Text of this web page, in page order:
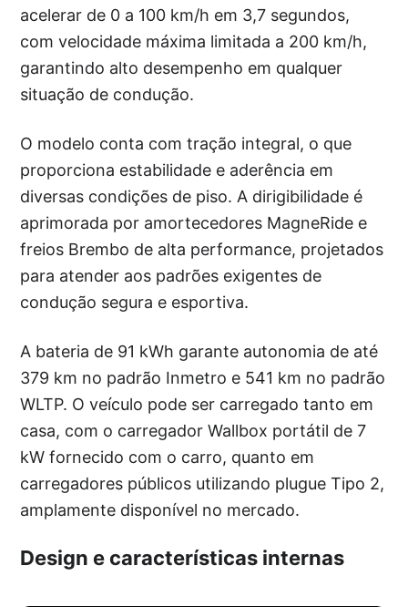
acelerar de 0 a 100 km/h em 3,7 segundos,
com velocidade máxima limitada a 200 km/h,
garantindo alto desempenho em qualquer
situação de condução.
O modelo conta com tração integral, o que
proporciona estabilidade e aderência em
diversas condições de piso. A dirigibilidade é
aprimorada por amortecedores MagneRide e
freios Brembo de alta performance, projetados
para atender aos padrões exigentes de
condução segura e esportiva.
A bateria de 91 kWh garante autonomia de até
379 km no padrão Inmetro e 541 km no padrão
WLTP. O veículo pode ser carregado tanto em
casa, com o carregador Wallbox portátil de 7
kW fornecido com o carro, quanto em
carregadores públicos utilizando plugue Tipo 2,
amplamente disponível no mercado.
Design e características internas